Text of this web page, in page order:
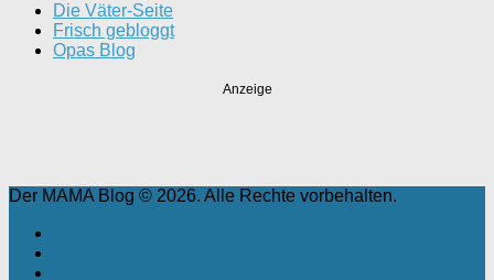
Die Väter-Seite
Frisch gebloggt
Opas Blog
Anzeige
Der MAMA Blog © 2026. Alle Rechte vorbehalten.